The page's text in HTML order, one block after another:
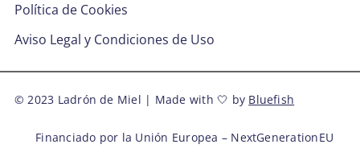
Política de Cookies
Aviso Legal y Condiciones de Uso
© 2023 Ladrón de Miel | Made with 🤍 by Bluefish
Financiado por la Unión Europea – NextGenerationEU